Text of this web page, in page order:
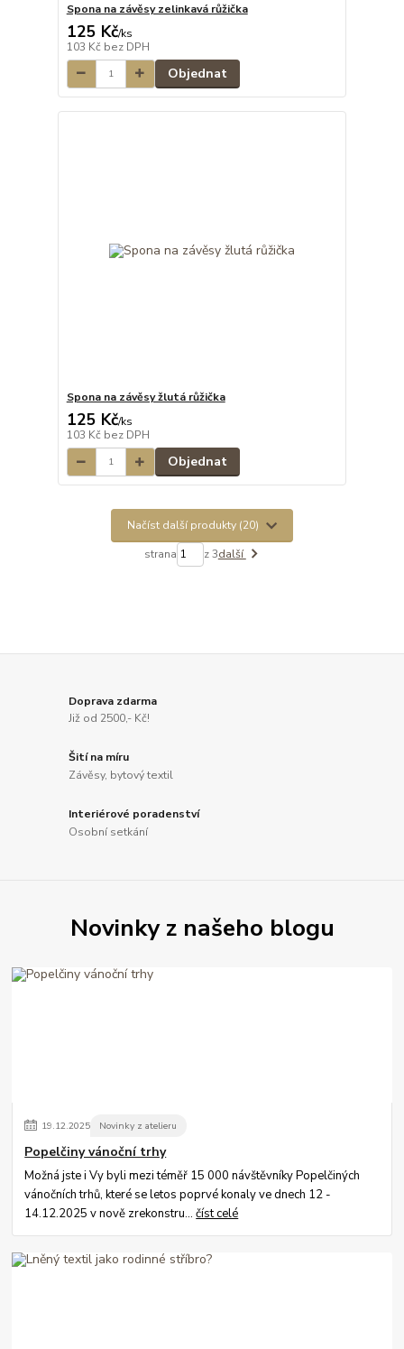
Spona na závěsy zelinkavá růžička
125 Kč/ks
103 Kč bez DPH
Objednat
Spona na závěsy žlutá růžička
125 Kč/ks
103 Kč bez DPH
Objednat
Načíst další produkty (20)
strana z 3další
Doprava zdarma
Již od 2500,- Kč!
Šití na míru
Závěsy, bytový textil
Interiérové poradenství
Osobní setkání
Novinky z našeho blogu
19.12.2025 Novinky z atelieru
Popelčiny vánoční trhy
Možná jste i Vy byli mezi téměř 15 000 návštěvníky Popelčiných
vánočních trhů, které se letos poprvé konaly ve dnech 12 -
14.12.2025 v nově zrekonstru...číst celé